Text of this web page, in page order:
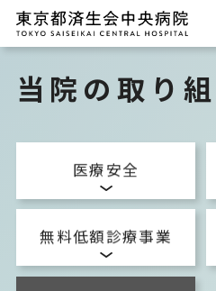
当院の取り
医療安全
無料低額診療事業